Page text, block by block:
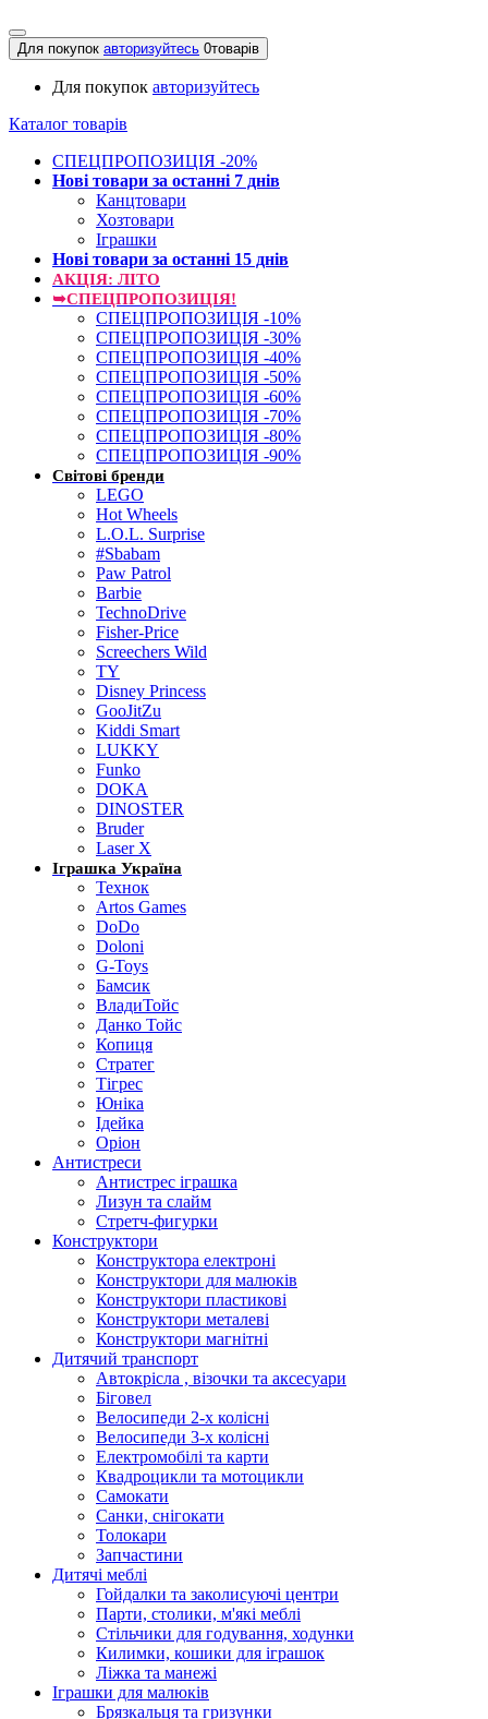
Для покупок авторизуйтесь 0товарів
Для покупок авторизуйтесь
Каталог товарів
СПЕЦПРОПОЗИЦІЯ -20%
Нові товари за останнi 7 днiв
Канцтовари
Хозтовари
Іграшки
Нові товари за останнi 15 днiв
АКЦІЯ: ЛІТО
➥СПЕЦПРОПОЗИЦІЯ!
СПЕЦПРОПОЗИЦІЯ -10%
СПЕЦПРОПОЗИЦІЯ -30%
СПЕЦПРОПОЗИЦІЯ -40%
СПЕЦПРОПОЗИЦІЯ -50%
СПЕЦПРОПОЗИЦІЯ -60%
СПЕЦПРОПОЗИЦІЯ -70%
СПЕЦПРОПОЗИЦІЯ -80%
СПЕЦПРОПОЗИЦІЯ -90%
Світові бренди
LEGO
Hot Wheels
L.O.L. Surprise
#Sbabam
Paw Patrol
Barbie
TechnoDrive
Fisher-Price
Screechers Wild
TY
Disney Princess
GooJitZu
Kiddi Smart
LUKKY
Funko
DOKA
DINOSTER
Bruder
Laser X
Іграшка Україна
Технок
Artos Games
DoDo
Doloni
G-Toys
Бамсик
ВладиТойс
Данко Тойс
Копиця
Стратег
Тігрес
Юніка
Ідейка
Оріон
Антистреси
Антистрес іграшка
Лизун та слайм
Стретч-фигурки
Конструктори
Конструктора електроні
Конструктори для малюків
Конструктори пластикові
Конструктори металеві
Конструктори магнітні
Дитячий транспорт
Автокрісла , візочки та аксесуари
Біговел
Велосипеди 2-х колісні
Велосипеди 3-х колісні
Електромобілі та карти
Квадроцикли та мотоцикли
Самокати
Санки, снігокати
Толокари
Запчастини
Дитячі меблі
Гойдалки та заколисуючі центри
Парти, столики, м'які меблі
Стільчики для годування, ходунки
Килимки, кошики для іграшок
Ліжка та манежі
Іграшки для малюків
Брязкальця та гризунки